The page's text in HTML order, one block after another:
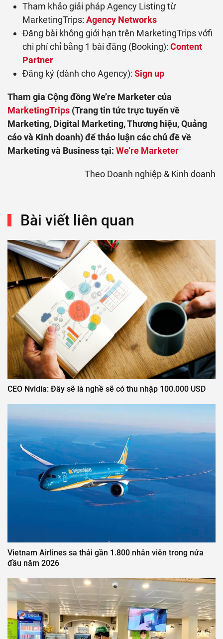
Tham khảo giải pháp Agency Listing từ
MarketingTrips: Agency Networks
Đăng bài không giới hạn trên MarketingTrips vớfi
chi phí chỉ bằng 1 bài đăng (Booking): Content
Partner
Đăng ký (dành cho Agency): Sign up
Tham gia Cộng đồng We’re Marketer của
MarketingTrips (Trang tin tức trực tuyến về
Marketing, Digital Marketing, Thương hiệu, Quảng
cáo và Kinh doanh) để thảo luận các chủ đề về
Marketing và Business tại: We’re Marketer
Theo Doanh nghiệp & Kinh doanh
Bài viết liên quan
CEO Nvidia: Đây sẽ là nghề sẽ có thu nhập 100.000 USD
Vietnam Airlines sa thải gần 1.800 nhân viên trong nửa
đầu năm 2026